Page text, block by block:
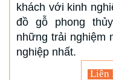
khách với kinh
đồ gỗ phong
những trải nghiệm
nghiệp nhất.
Liên